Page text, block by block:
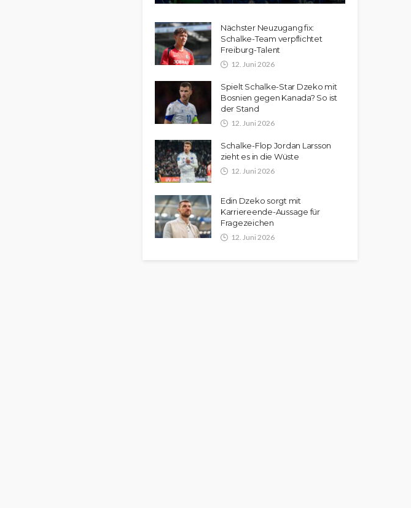
Nächster Neuzugang fix:
Schalke-Team verpflichtet
Freiburg-Talent
12. Juni 2026
Spielt Schalke-Star Dzeko mit
Bosnien gegen Kanada? So ist
der Stand
12. Juni 2026
Schalke-Flop Jordan Larsson
zieht es in die Wüste
12. Juni 2026
Edin Dzeko sorgt mit
Karriereende-Aussage für
Fragezeichen
12. Juni 2026